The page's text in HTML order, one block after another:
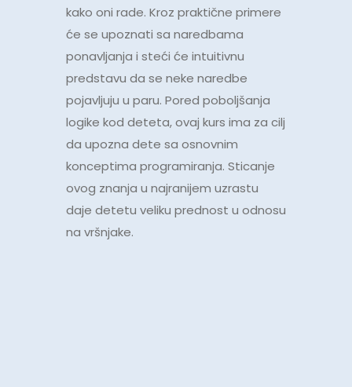
kako oni rade. Kroz praktične primere
će se upoznati sa naredbama
ponavljanja i steći će intuitivnu
predstavu da se neke naredbe
pojavljuju u paru. Pored poboljšanja
logike kod deteta, ovaj kurs ima za cilj
da upozna dete sa osnovnim
konceptima programiranja. Sticanje
ovog znanja u najranijem uzrastu
daje detetu veliku prednost u odnosu
na vršnjake.